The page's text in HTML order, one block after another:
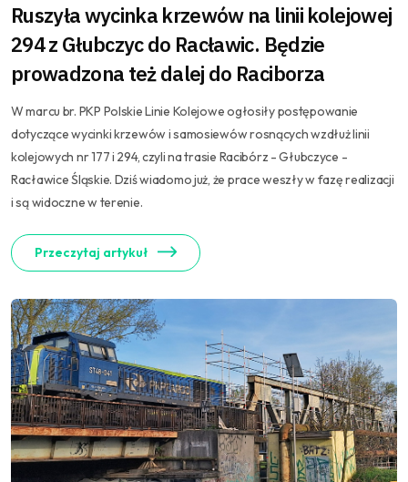
Ruszyła wycinka krzewów na linii kolejowej
294 z Głubczyc do Racławic. Będzie
prowadzona też dalej do Raciborza
W marcu br. PKP Polskie Linie Kolejowe ogłosiły postępowanie
dotyczące wycinki krzewów i samosiewów rosnących wzdłuż linii
kolejowych nr 177 i 294, czyli na trasie Racibórz - Głubczyce -
Racławice Śląskie. Dziś wiadomo już, że prace weszły w fazę realizacji
i są widoczne w terenie.
Przeczytaj artykuł